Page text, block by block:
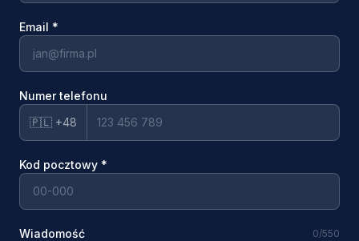
Email *
Numer telefonu
🇵🇱 +48
Kod pocztowy *
Wiadomość 0/550